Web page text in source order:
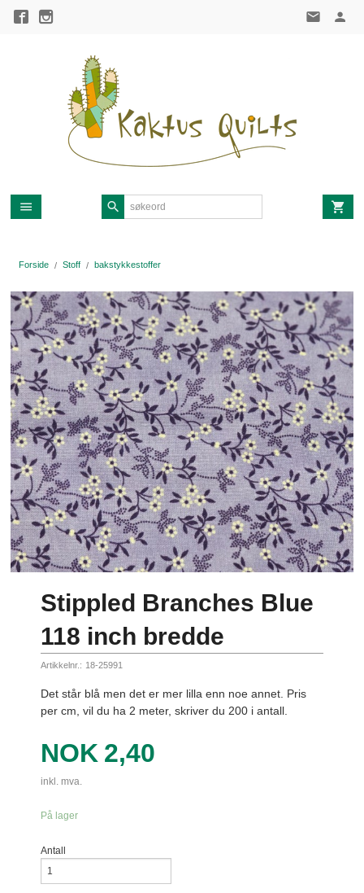
Gå
Forside Stoff bakstykkestoffer
Stippled Branches Blue
118 inch bredde
Artikkelnr.: 18-25991
Det står blå men det er mer lilla enn noe annet. Pris
per cm, vil du ha 2 meter, skriver du 200 i antall.
Pris
NOK 2,40
inkl. mva.
På lager
Antall